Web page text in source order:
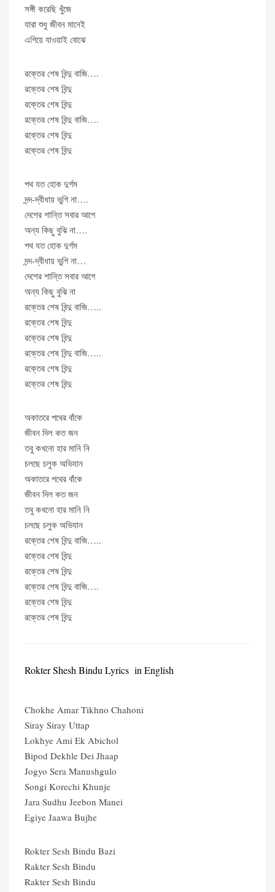
সঙ্গী করেছি খুঁজে
যারা শুধু জীবন মানেই
এগিয়ে যাওয়াই বোঝে
রক্তের শেষ বিন্দু বাজি….
রক্তের শেষ বিন্দু
রক্তের শেষ বিন্দু
রক্তের শেষ বিন্দু বাজি….
রক্তের শেষ বিন্দু
রক্তের শেষ বিন্দু
পথ যত হোক দুর্গম
দন্দ-দ্বীধায় ভুগি না….
দেশের শান্তি সবার আগে
অন্য কিছু বুঝি না….
পথ যত হোক দুর্গম
দন্দ-দ্বীধায় ভুগি না…
দেশের শান্তি সবার আগে
অন্য কিছু বুঝি না
রক্তের শেষ বিন্দু বাজি…..
রক্তের শেষ বিন্দু
রক্তের শেষ বিন্দু
রক্তের শেষ বিন্দু বাজি…..
রক্তের শেষ বিন্দু
রক্তের শেষ বিন্দু
অকাতরে পথের বাঁকে
জীবন দিল কত জন
তবু কখনো হার মানি নি
চলছে চলুক অভিযান
অকাতরে পথের বাঁকে
জীবন দিল কত জন
তবু কখনো হার মানি নি
চলছে চলুক অভিযান
রক্তের শেষ বিন্দু বাজি…..
রক্তের শেষ বিন্দু
রক্তের শেষ বিন্দু
রক্তের শেষ বিন্দু বাজি….
রক্তের শেষ বিন্দু
রক্তের শেষ বিন্দু
Rokter Shesh Bindu Lyrics in English
Chokhe Amar Tikhno Chahoni
Siray Siray Uttap
Lokhye Ami Ek Abichol
Bipod Dekhle Dei Jhaap
Jogyo Sera Manushgulo
Songi Korechi Khunje
Jara Sudhu Jeebon Manei
Egiye Jaawa Bujhe
Rokter Sesh Bindu Bazi
Rakter Sesh Bindu
Rakter Sesh Bindu